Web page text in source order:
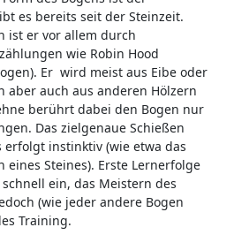
es bereits seit der Steinzeit.
ist er vor allem durch
wie Robin Hood
Er wird meist aus Eibe oder
aber auch aus anderen Hölzern
berührt dabei den Bogen nur
Das zielgenaue Schießen
erfolgt instinktiv (wie etwa das
eines Steines). Erste Lernerfolge
ein, das Meistern des
(wie jeder andere Bogen
Training.